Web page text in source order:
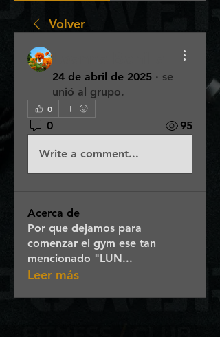
Volver
24 de abril de 2025 · se
unió al grupo.
0
0 95
Write a comment...
Acerca de
Por que dejamos para
comenzar el gym ese tan
mencionado "LUN...
Leer más